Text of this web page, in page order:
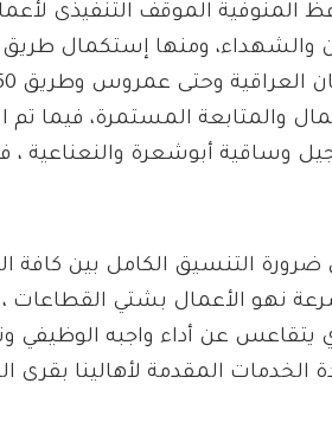
المنوفية الموقف التنفيذى
والمتابعة المستمرة،
وساقية أبوشعرة
التنسيق الكامل بين كافة
نهو الأعمال بشتي القطاعات
يتقاعس عن أداء واجبه
الخدمات المقدمة لأهالينا بقرى